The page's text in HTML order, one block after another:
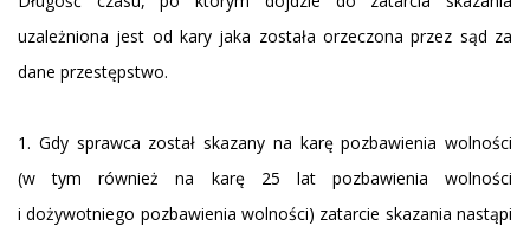
uzależniona jest od kary jaka została orzeczona przez sąd za
dane przestępstwo.
1. Gdy sprawca został skazany na karę pozbawienia wolności
(w tym również na karę 25 lat pozbawienia wolności
i dożywotniego pozbawienia wolności) zatarcie skazania nastąpi